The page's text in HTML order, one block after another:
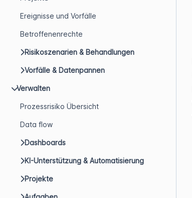
Ereignisse und Vorfälle
Betroffenenrechte
Risikoszenarien & Behandlungen
Vorfälle & Datenpannen
Verwalten
Prozessrisiko Übersicht
Data flow
Dashboards
KI-Unterstützung & Automatisierung
Projekte